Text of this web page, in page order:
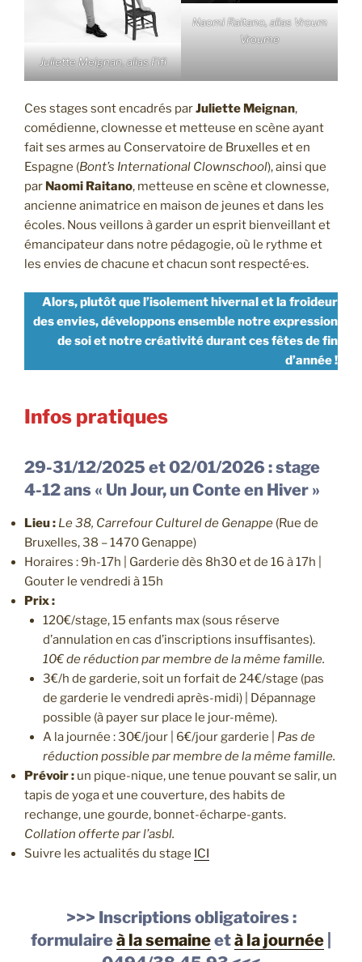
Juliette Meignan, alias Fifi
Naomi Raitano, alias Vroum
Vroume
Ces stages sont encadrés parJuliette Meignan,
comédienne, clownesse et metteuse en scène ayant
fait ses armes au Conservatoire de Bruxelles et en
Espagne (Bont’s International Clownschool), ainsi que
par Naomi Raitano, metteuse en scène et clownesse,
ancienne animatrice en maison de jeunes et dans les
écoles. Nous veillons à garder un esprit bienveillant et
émancipateur dans notre pédagogie, où le rythme et
les envies de chacune et chacun sont respecté·es.
Alors, plutôt que l’isolement hivernal et la froideur
des envies, développons ensemble notre expression
de soi et notre créativité durant ces fêtes de fin
d’année !
Infos pratiques
29-31/12/2025 et 02/01/2026 : stage
4-12 ans « Un Jour, un Conte en Hiver »
Lieu : Le 38, Carrefour Culturel de Genappe (Rue de
Bruxelles, 38 – 1470 Genappe)
Horaires : 9h-17h | Garderie dès 8h30 et de 16 à 17h |
Gouter le vendredi à 15h
Prix :
120€/stage, 15 enfants max (sous réserve
d’annulation en cas d’inscriptions insuffisantes).
10€ de réduction par membre de la même famille.
3€/h de garderie, soit un forfait de 24€/stage (pas
de garderie le vendredi après-midi) | Dépannage
possible (à payer sur place le jour-même).
A la journée : 30€/jour | 6€/jour garderie | Pas de
réduction possible par membre de la même famille.
Prévoir : un pique-nique, une tenue pouvant se salir, un
tapis de yoga et une couverture, des habits de
rechange, une gourde, bonnet-écharpe-gants.
Collation offerte par l’asbl.
Suivre les actualités du stage ICI
>>> Inscriptions obligatoires :
formulaireà la semaineetà la journée